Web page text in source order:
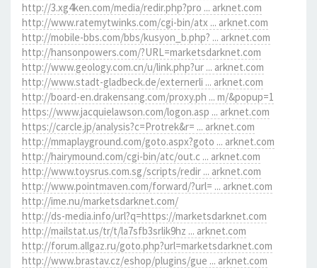
http://3.xg4ken.com/media/redir.php?pro ... arknet.com
http://www.ratemytwinks.com/cgi-bin/atx ... arknet.com
http://mobile-bbs.com/bbs/kusyon_b.php? ... arknet.com
http://hansonpowers.com/?URL=marketsdarknet.com
http://www.geology.com.cn/u/link.php?ur ... arknet.com
http://www.stadt-gladbeck.de/externerli ... arknet.com
http://board-en.drakensang.com/proxy.ph ... m/&popup=1
https://www.jacquielawson.com/logon.asp ... arknet.com
https://carcle.jp/analysis?c=Protrek&r= ... arknet.com
http://mmaplayground.com/goto.aspx?goto ... arknet.com
http://hairymound.com/cgi-bin/atc/out.c ... arknet.com
http://www.toysrus.com.sg/scripts/redir ... arknet.com
http://www.pointmaven.com/forward/?url= ... arknet.com
http://ime.nu/marketsdarknet.com/
http://ds-media.info/url?q=https://marketsdarknet.com
http://mailstat.us/tr/t/la7sfb3srlik9hz ... arknet.com
http://forum.allgaz.ru/goto.php?url=marketsdarknet.com
http://www.brastav.cz/eshop/plugins/gue ... arknet.com